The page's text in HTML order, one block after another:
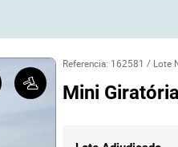
Referencia: 162581 / Lote
Mini